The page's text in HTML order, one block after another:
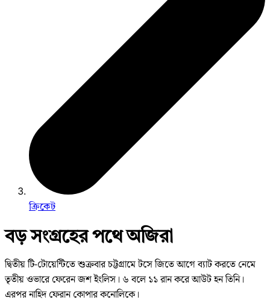
ক্রিকেট
বড় সংগ্রহের পথে অজিরা
দ্বিতীয় টি-টোয়েন্টিতে শুক্রবার চট্টগ্রামে টসে জিতে আগে ব্যাট করতে নেমে
তৃতীয় ওভারে ফেরেন জশ ইংলিস। ৬ বলে ১১ রান করে আউট হন তিনি।
এরপর নাহিদ ফেরান কোপার কনোলিকে।